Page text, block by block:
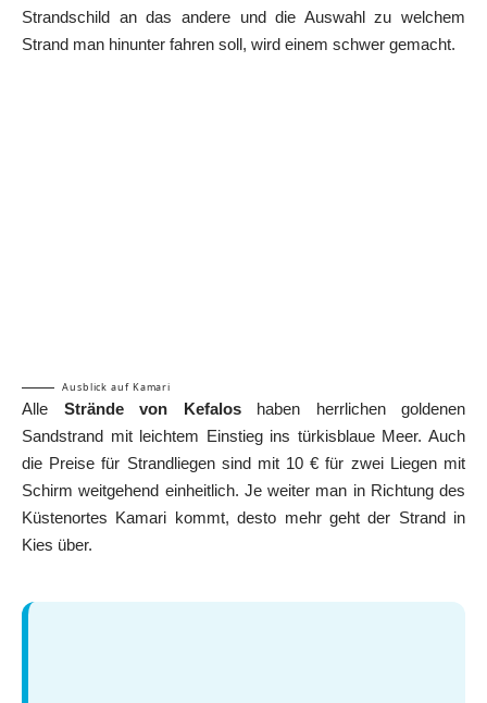
Strandschild an das andere und die Auswahl zu welchem
Strand man hinunter fahren soll, wird einem schwer gemacht.
Ausblick auf Kamari
Alle Strände von Kefaloshaben herrlichen goldenen
Sandstrand mit leichtem Einstieg ins türkisblaue Meer. Auch
die Preise für Strandliegen sind mit 10 € für zwei Liegen mit
Schirm weitgehend einheitlich. Je weiter man in Richtung des
Küstenortes Kamari kommt, desto mehr geht der Strand in
Kies über.